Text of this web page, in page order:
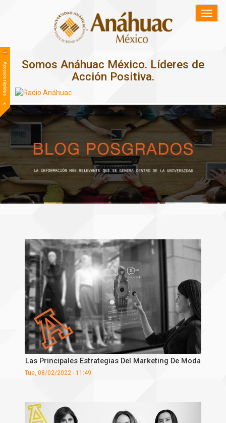
Somos Anáhuac México. Líderes de
Acción Positiva.
Las Principales Estrategias Del Marketing De Moda
Tue, 08/02/2022 - 11:49